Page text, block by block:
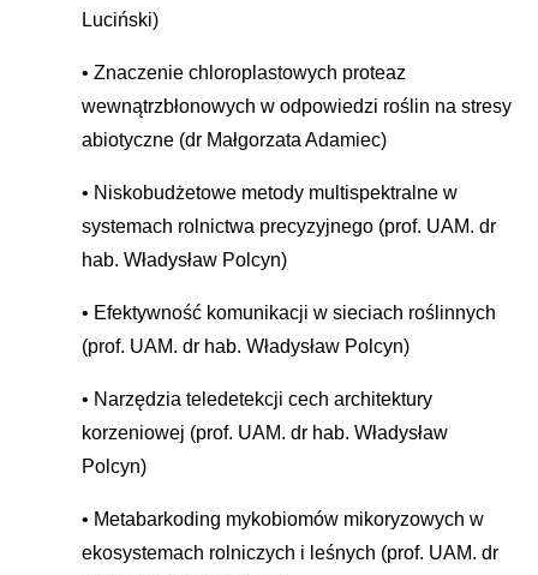
Luciński)
Znaczenie chloroplastowych proteaz
wewnątrzbłonowych w odpowiedzi roślin na stresy
abiotyczne (dr Małgorzata Adamiec)
Niskobudżetowe metody multispektralne w
systemach rolnictwa precyzyjnego (prof. UAM. dr
hab. Władysław Polcyn)
Efektywność komunikacji w sieciach roślinnych
(prof. UAM. dr hab. Władysław Polcyn)
Narzędzia teledetekcji cech architektury
korzeniowej (prof. UAM. dr hab. Władysław
Polcyn)
Metabarkoding mykobiomów mikoryzowych w
ekosystemach rolniczych i leśnych (prof. UAM. dr